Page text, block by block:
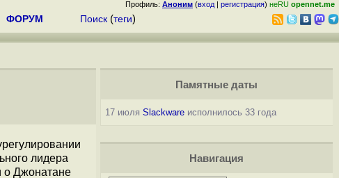
Профиль: Аноним (вход | регистрация) неRU opennet.me
ФОРУМ Поиск (теги)
лидера
о Джонатане
Памятные даты
17 июля Slackwareисполнилось 33 года
Навигация